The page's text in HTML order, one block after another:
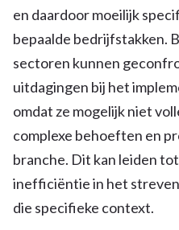
en daardoor moeilijk
bepaalde bedrijfstakken.
sectoren kunnen
uitdagingen bij het
omdat ze mogelijk niet
complexe behoeften en
branche. Dit kan leiden
inefficiëntie in het
die specifieke context.